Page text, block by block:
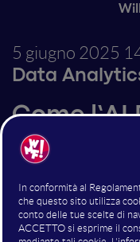
5 giugno 2025
Data
Come l’AI
dati:
azione
artificiale
L’AI sta